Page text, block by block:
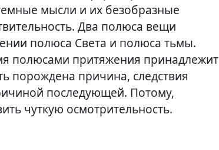
мысли и их безобразные
Два полюса вещи
полюса Света и полюса тьмы.
полюсами притяжения принадлежит
порождена причина, следствия
последующей. Потому,
чуткую осмотрительность.